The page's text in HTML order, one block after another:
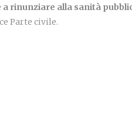
rinunziare alla sanità
Parte civile.